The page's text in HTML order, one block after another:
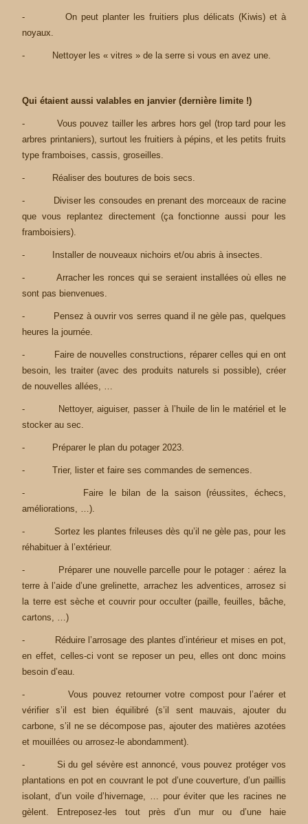
- On peut planter les fruitiers plus délicats (Kiwis) et à
noyaux.
- Nettoyer les « vitres » de la serre si vous en avez une.
Qui étaient aussi valables en janvier (dernière limite !)
- Vous pouvez tailler les arbres hors gel (trop tard pour les
arbres printaniers), surtout les fruitiers à pépins, et les petits fruits
type framboises, cassis, groseilles.
- Réaliser des boutures de bois secs.
- Diviser les consoudes en prenant des morceaux de racine
que vous replantez directement (ça fonctionne aussi pour les
framboisiers).
- Installer de nouveaux nichoirs et/ou abris à insectes.
- Arracher les ronces qui se seraient installées où elles ne
sont pas bienvenues.
- Pensez à ouvrir vos serres quand il ne gèle pas, quelques
heures la journée.
- Faire de nouvelles constructions, réparer celles qui en ont
besoin, les traiter (avec des produits naturels si possible), créer
de nouvelles allées, …
- Nettoyer, aiguiser, passer à l’huile de lin le matériel et le
stocker au sec.
- Préparer le plan du potager 2023.
- Trier, lister et faire ses commandes de semences.
- Faire le bilan de la saison (réussites, échecs,
améliorations, …).
- Sortez les plantes frileuses dès qu’il ne gèle pas, pour les
réhabituer à l’extérieur.
- Préparer une nouvelle parcelle pour le potager : aérez la
terre à l’aide d’une grelinette, arrachez les adventices, arrosez si
la terre est sèche et couvrir pour occulter (paille, feuilles, bâche,
cartons, …)
- Réduire l’arrosage des plantes d’intérieur et mises en pot,
en effet, celles-ci vont se reposer un peu, elles ont donc moins
besoin d’eau.
- Vous pouvez retourner votre compost pour l’aérer et
vérifier s’il est bien équilibré (s’il sent mauvais, ajouter du
carbone, s’il ne se décompose pas, ajouter des matières azotées
et mouillées ou arrosez-le abondamment).
- Si du gel sévère est annoncé, vous pouvez protéger vos
plantations en pot en couvrant le pot d’une couverture, d’un paillis
isolant, d’un voile d’hivernage, … pour éviter que les racines ne
gèlent. Entreposez-les tout près d’un mur ou d’une haie